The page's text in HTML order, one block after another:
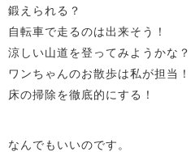
鍛えられる？
自転車で走るのは出来そう！
涼しい山道を登ってみようかな？
ワンちゃんのお散歩は私が担当！
床の掃除を徹底的にする！
なんでもいいのです。